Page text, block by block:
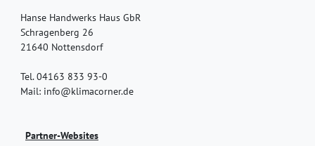
Hanse Handwerks Haus GbR
Schragenberg 26
21640 Nottensdorf
Tel. 04163 833 93-0
Mail: info@klimacorner.de
Partner-Websites